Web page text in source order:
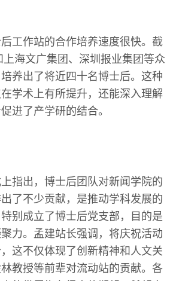
工作站的合作培养速度很快。截
海文广集团、深圳报业集团等众
养出了将近四十名博士后。这种
学术上有所提升，还能深入理解
进了产学研的结合。
指出，博士后团队对新闻学院的
了不少贡献，是推动学科发展的
别成立了博士后党支部，目的是
力。孟建站长强调，将庆祝活动
这不仅体现了创新精神和人文关
教授等前辈对流动站的贡献。各